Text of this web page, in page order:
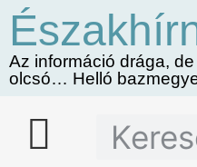
Az információ drága,
olcsó… Helló